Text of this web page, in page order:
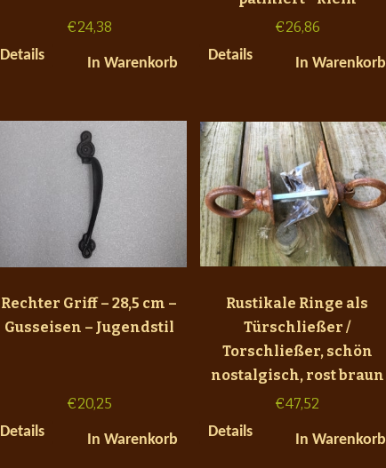
€24,38
Details
In Warenkorb
€26,86
Details
In Warenkorb
Rechter Griff – 28,5 cm –
Gusseisen – Jugendstil
€20,25
Details
In Warenkorb
Rustikale Ringe als
Türschließer /
Torschließer, schön
nostalgisch, rost braun
€47,52
Details
In Warenkorb